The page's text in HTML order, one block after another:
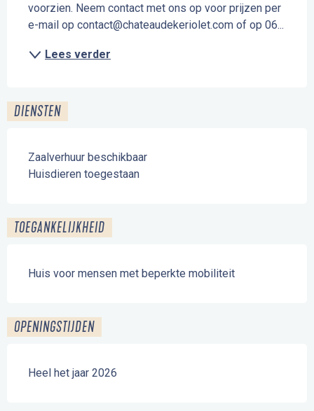
voorzien. Neem contact met ons op voor prijzen per
e-mail op contact@chateaudekeriolet.com of op 06...
Lees verder
DIENSTEN
Zaalverhuur beschikbaar
Huisdieren toegestaan
TOEGANKELIJKHEID
Huis voor mensen met beperkte mobiliteit
OPENINGSTIJDEN
Heel het jaar 2026